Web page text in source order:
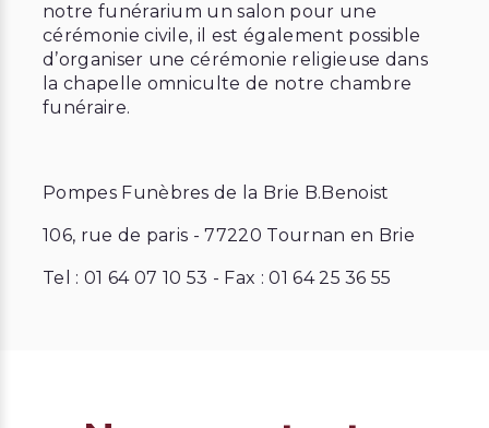
notre funérarium un salon pour une
cérémonie civile, il est également possible
d’organiser une cérémonie religieuse dans
la chapelle omniculte de notre chambre
funéraire.
Pompes Funèbres de la Brie B.Benoist
106, rue de paris - 77220 Tournan en Brie
Tel : 01 64 07 10 53 - Fax : 01 64 25 36 55